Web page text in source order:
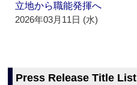
立地から職能発揮へ
2026年03月11日 (水)
Press Release Title List